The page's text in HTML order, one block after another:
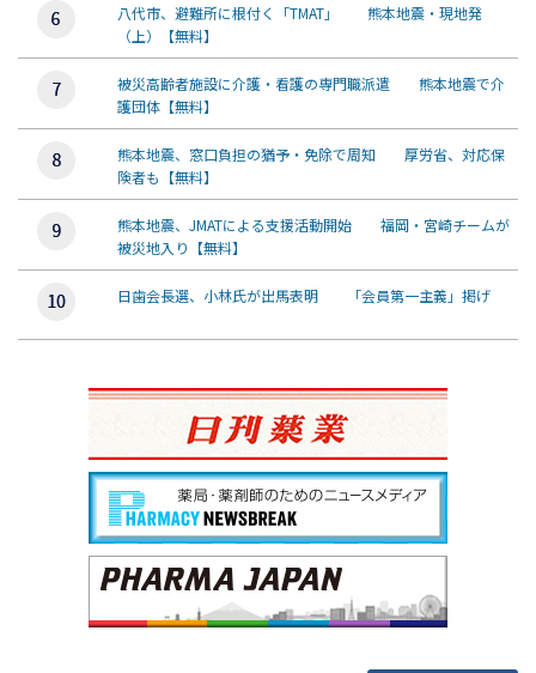
八代市、避難所に根付く「TMAT」 熊本地震・現地発
（上）【無料】
被災高齢者施設に介護・看護の専門職派遣 熊本地震で介
護団体【無料】
熊本地震、窓口負担の猶予・免除で周知 厚労省、対応保
険者も【無料】
熊本地震、JMATによる支援活動開始 福岡・宮崎チームが
被災地入り【無料】
日歯会長選、小林氏が出馬表明 「会員第一主義」掲げ